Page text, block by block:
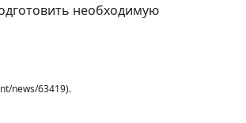
необходимую
news/63419).